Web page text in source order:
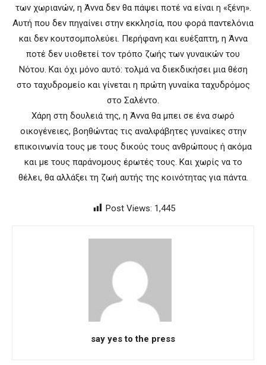
των χωριανών, η Άννα δεν θα πάψει ποτέ να είναι η «ξένη».
Αυτή που δεν πηγαίνει στην εκκλησία, που φορά παντελόνια
και δεν κουτσομπολεύει. Περήφανη και ευέξαπτη, η Άννα
ποτέ δεν υιοθετεί τον τρόπο ζωής των γυναικών του
Νότου. Και όχι μόνο αυτό: τολμά να διεκδικήσει μια θέση
στο ταχυδρομείο και γίνεται η πρώτη γυναίκα ταχυδρόμος
στο Σαλέντο.
Χάρη στη δουλειά της, η Άννα θα μπει σε ένα σωρό
οικογένειες, βοηθώντας τις αναλφάβητες γυναίκες στην
επικοινωνία τους με τους δικούς τους ανθρώπους ή ακόμα
και με τους παράνομους έρωτές τους. Και χωρίς να το
θέλει, θα αλλάξει τη ζωή αυτής της κοινότητας για πάντα.
Post Views: 1,445
say yes to the press